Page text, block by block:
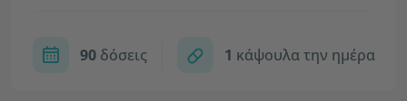
90δόσεις 1 κάψουλα την ημέρα